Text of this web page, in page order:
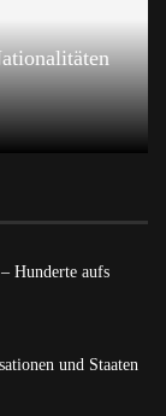
Hunderte aufs
und Staaten